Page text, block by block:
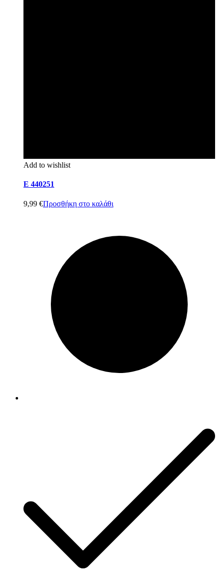
Add to wishlist
E 440251
9,99 €Προσθήκη στο καλάθι